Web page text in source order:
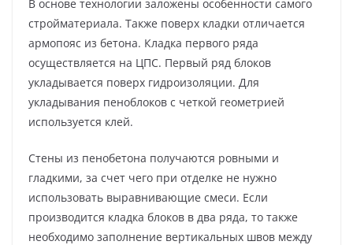
В основе технологии заложены особенности самого
стройматериала. Также поверх кладки отличается
армопояс из бетона. Кладка первого ряда
осуществляется на ЦПС. Первый ряд блоков
укладывается поверх гидроизоляции. Для
укладывания пеноблоков с четкой геометрией
используется клей.
Стены из пенобетона получаются ровными и
гладкими, за счет чего при отделке не нужно
использовать выравнивающие смеси. Если
производится кладка блоков в два ряда, то также
необходимо заполнение вертикальных швов между